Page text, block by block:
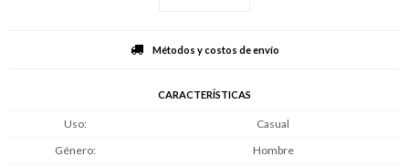
Métodos y costos de envío
CARACTERÍSTICAS
Uso
Casual
Género
Hombre